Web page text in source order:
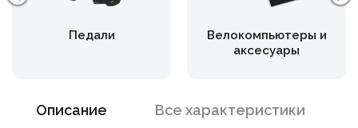
Педали
Велокомпьютеры и
аксесуары
Описание Все характеристики